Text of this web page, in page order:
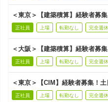
＜東京＞【建築積算】経験者募
正社員 上場 転勤なし 完全週
＜大阪＞【建築積算】経験者募
正社員 上場 転勤なし 完全週
＜東京＞【CIM】経験者募集！
正社員 上場 転勤なし 完全週